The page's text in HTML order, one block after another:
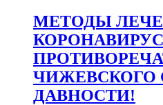
МЕТОДЫ
ЧИЖЕВСКОГО
ДАВНОСТИ!